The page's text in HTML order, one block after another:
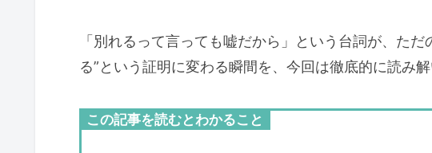
「別れるって言っても嘘だから」という台詞が、た
る”という証明に変わる瞬間を、今回は徹底的に読み解
この記事を読むとわかること